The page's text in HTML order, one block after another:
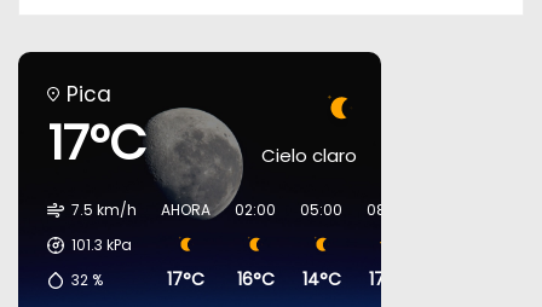
Pica
17°C Cielo claro
7.5 km/h
101.3 kPa
32 %
AHORA
17°C
02:00
16°C
05:00
14°C
08:00
17°C